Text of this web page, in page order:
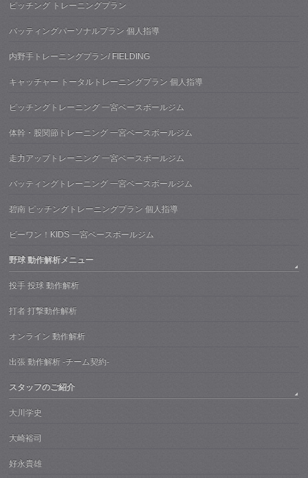
ピッチング トレーニングプラン
バッティングパーソナルプラン 個人指導
内野手トレーニングプラン/ FIELDING
キャッチャー トータルトレーニングプラン 個人指導
ピッチングトレーニング 一宮ベースボールジム
体幹・股関節トレーニング 一宮ベースボールジム
走力アップトレーニング 一宮ベースボールジム
バッティングトレーニング 一宮ベースボールジム
碧南 ピッチングトレーニングプラン 個人指導
ビーワン！KIDS 一宮ベースボールジム
野球 動作解析メニュー
投手 投球 動作解析
打者 打撃動作解析
オンライン 動作解析
出張 動作解析 -チーム契約-
スタッフのご紹介
大川学史
大崎裕司
好永貴雄